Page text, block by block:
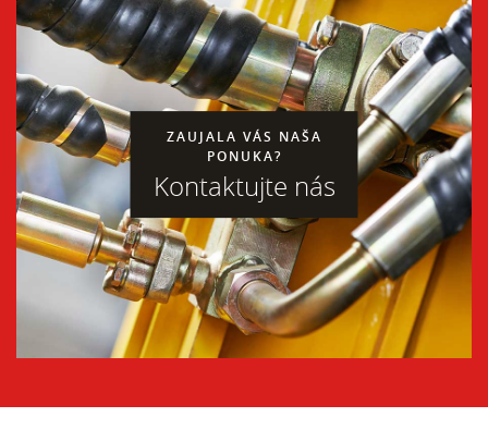
ZAUJALA VÁS NAŠA
PONUKA?
Kontaktujte nás